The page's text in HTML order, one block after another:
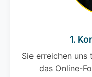
1.
Sie erreichen
das Online-